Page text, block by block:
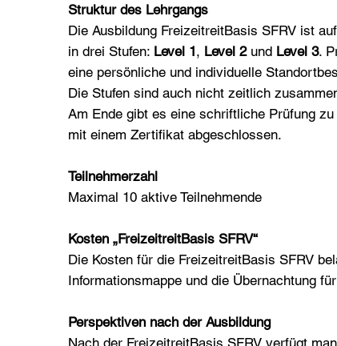
Struktur des Lehrgangs
Die Ausbildung FreizeitreitBasis SFRV ist
in drei Stufen: Level 1, Level 2und Level 3.
eine persönliche und individuelle
Die Stufen sind auch nicht zeitlich
Am Ende gibt es eine schriftliche Prüfung
mit einem Zertifikat abgeschlossen.
Teilnehmerzahl
Maximal 10 aktive Teilnehmende
Kosten „FreizeitreitBasis SFRV“
Die Kosten für die FreizeitreitBasis SFRV
Informationsmappe und die Übernachtung
Perspektiven nach der Ausbildung
Nach der FreizeitreitBasis SFRV verfügt